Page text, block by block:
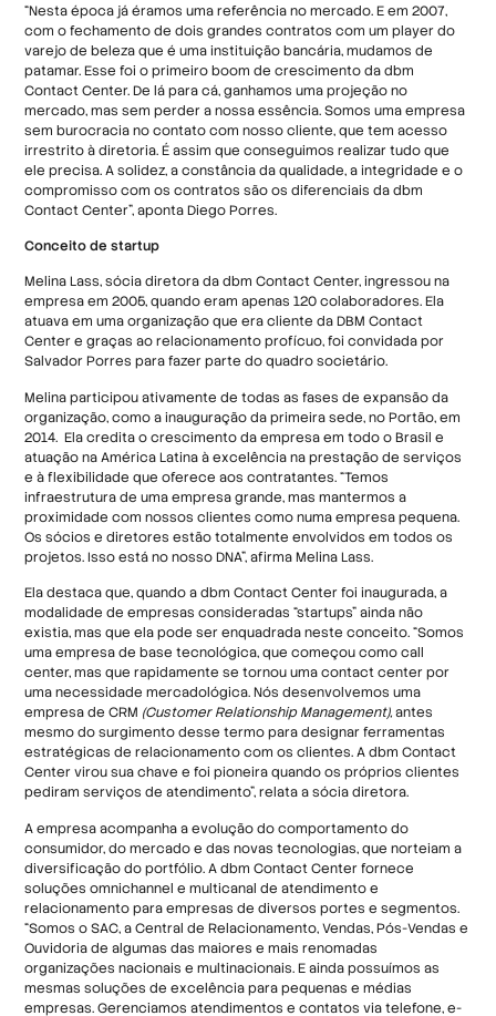
“Nesta época já éramos uma referência no mercado. E em 2007,
com o fechamento de dois grandes contratos com um player do
varejo de beleza que é uma instituição bancária, mudamos de
patamar. Esse foi o primeiro boom de crescimento da dbm
Contact Center. De lá para cá, ganhamos uma projeção no
mercado, mas sem perder a nossa essência. Somos uma empresa
sem burocracia no contato com nosso cliente, que tem acesso
irrestrito à diretoria. É assim que conseguimos realizar tudo que
ele precisa. A solidez, a constância da qualidade, a integridade e o
compromisso com os contratos são os diferenciais da dbm
Contact Center”, aponta Diego Porres.
Conceito de startup
Melina Lass, sócia diretora da dbm Contact Center, ingressou na
empresa em 2005, quando eram apenas 120 colaboradores. Ela
atuava em uma organização que era cliente da DBM Contact
Center e graças ao relacionamento profícuo, foi convidada por
Salvador Porres para fazer parte do quadro societário.
Melina participou ativamente de todas as fases de expansão da
organização, como a inauguração da primeira sede, no Portão, em
2014. Ela credita o crescimento da empresa em todo o Brasil e
atuação na América Latina à excelência na prestação de serviços
e à flexibilidade que oferece aos contratantes. “Temos
infraestrutura de uma empresa grande, mas mantermos a
proximidade com nossos clientes como numa empresa pequena.
Os sócios e diretores estão totalmente envolvidos em todos os
projetos. Isso está no nosso DNA”, afirma Melina Lass.
Ela destaca que, quando a dbm Contact Center foi inaugurada, a
modalidade de empresas consideradas “startups” ainda não
existia, mas que ela pode ser enquadrada neste conceito. “Somos
uma empresa de base tecnológica, que começou como call
center, mas que rapidamente se tornou uma contact center por
uma necessidade mercadológica. Nós desenvolvemos uma
empresa de CRM (Customer Relationship Management),antes
mesmo do surgimento desse termo para designar ferramentas
estratégicas de relacionamento com os clientes. A dbm Contact
Center virou sua chave e foi pioneira quando os próprios clientes
pediram serviços de atendimento”, relata a sócia diretora.
A empresa acompanha a evolução do comportamento do
consumidor, do mercado e das novas tecnologias, que norteiam a
diversificação do portfólio. A dbm Contact Center fornece
soluções omnichannel e multicanal de atendimento e
relacionamento para empresas de diversos portes e segmentos.
“Somos o SAC, a Central de Relacionamento, Vendas, Pós-Vendas e
Ouvidoria de algumas das maiores e mais renomadas
organizações nacionais e multinacionais. E ainda possuímos as
mesmas soluções de excelência para pequenas e médias
empresas. Gerenciamos atendimentos e contatos via telefone, e-